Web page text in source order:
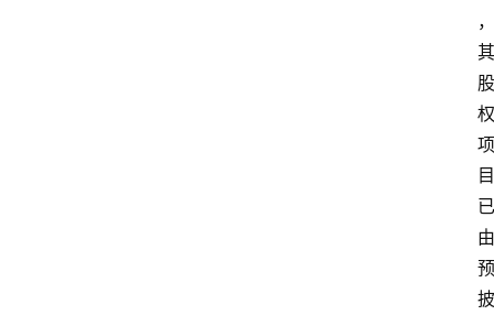
，
其
股
权
项
目
已
由
预
披